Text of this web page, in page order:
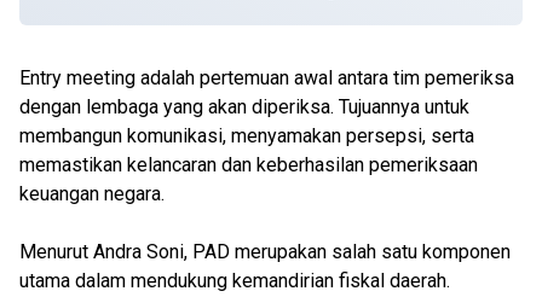
Entry meeting adalah pertemuan awal antara tim pemeriksa
dengan lembaga yang akan diperiksa. Tujuannya untuk
membangun komunikasi, menyamakan persepsi, serta
memastikan kelancaran dan keberhasilan pemeriksaan
keuangan negara.
Menurut Andra Soni, PAD merupakan salah satu komponen
utama dalam mendukung kemandirian fiskal daerah.